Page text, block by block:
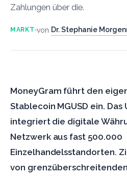
Zahlungen über die.
MARKT von Dr. Stephanie
MoneyGram führt den
Stablecoin MGUSD ein.
integriert die digitale
Netzwerk aus fast 500.000
Einzelhandelsstandorten.
von